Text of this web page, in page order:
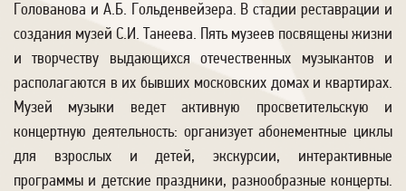
Голованова и А.Б. Гольденвейзера. В стадии реставрации и
создания музей С.И. Танеева. Пять музеев посвящены жизни
и творчеству выдающихся отечественных музыкантов и
располагаются в их бывших московских домах и квартирах.
Музей музыки ведет активную просветительскую и
концертную деятельность: организует абонементные циклы
для взрослых и детей, экскурсии, интерактивные
программы и детские праздники, разнообразные концерты.